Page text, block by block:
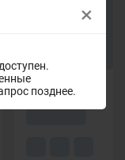
позднее.
×